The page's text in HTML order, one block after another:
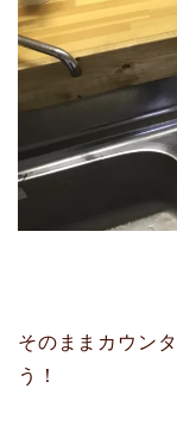
そのままカウン
う！